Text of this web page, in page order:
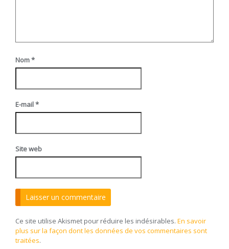
Nom*
E-mail*
Site web
Ce site utilise Akismet pour réduire les indésirables. En savoir
plus sur la façon dont les données de vos commentaires sont
traitées.